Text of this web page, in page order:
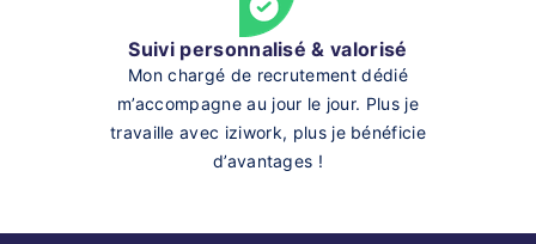
Suivi personnalisé & valorisé
Mon chargé de recrutement dédié
m’accompagne au jour le jour. Plus je
travaille avec iziwork, plus je bénéficie
d’avantages !